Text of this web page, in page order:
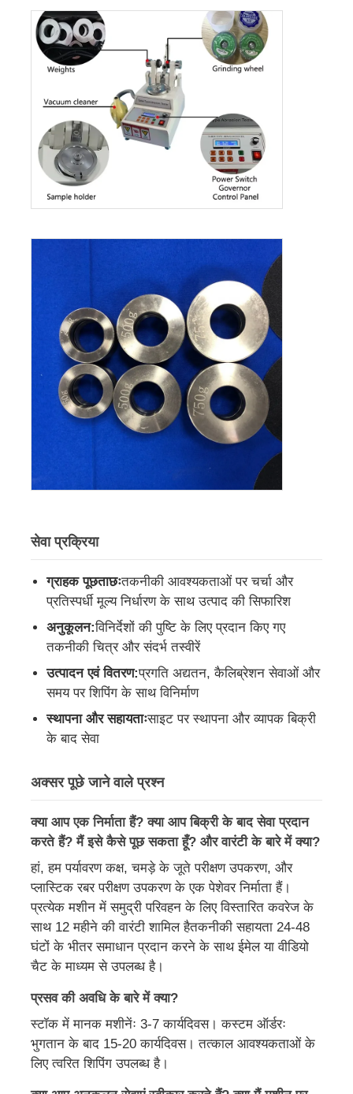
सेवा प्रक्रिया
ग्राहक पूछताछःतकनीकी आवश्यकताओं पर चर्चा और
प्रतिस्पर्धी मूल्य निर्धारण के साथ उत्पाद की सिफारिश
अनुकूलन:विनिर्देशों की पुष्टि के लिए प्रदान किए गए
तकनीकी चित्र और संदर्भ तस्वीरें
उत्पादन एवं वितरण:प्रगति अद्यतन, कैलिब्रेशन सेवाओं और
समय पर शिपिंग के साथ विनिर्माण
स्थापना और सहायताःसाइट पर स्थापना और व्यापक बिक्री
के बाद सेवा
अक्सर पूछे जाने वाले प्रश्न
क्या आप एक निर्माता हैं? क्या आप बिक्री के बाद सेवा प्रदान
करते हैं? मैं इसे कैसे पूछ सकता हूँ? और वारंटी के बारे में क्या?
हां, हम पर्यावरण कक्ष, चमड़े के जूते परीक्षण उपकरण, और
प्लास्टिक रबर परीक्षण उपकरण के एक पेशेवर निर्माता हैं।
प्रत्येक मशीन में समुद्री परिवहन के लिए विस्तारित कवरेज के
साथ 12 महीने की वारंटी शामिल हैतकनीकी सहायता 24-48
घंटों के भीतर समाधान प्रदान करने के साथ ईमेल या वीडियो
चैट के माध्यम से उपलब्ध है।
प्रसव की अवधि के बारे में क्या?
स्टॉक में मानक मशीनेंः 3-7 कार्यदिवस। कस्टम ऑर्डरः
भुगतान के बाद 15-20 कार्यदिवस। तत्काल आवश्यकताओं के
लिए त्वरित शिपिंग उपलब्ध है।